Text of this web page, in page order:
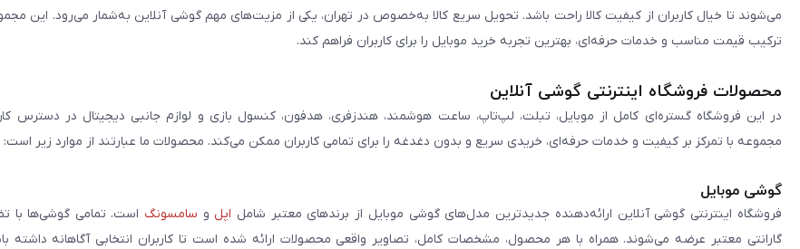
می‌شوند تا خیال کاربران از کیفیت کالا راحت باشد. تحویل سریع کالا به‌خصوص در تهران، یکی از مزیت‌های مهم گوشی آنلاین به‌شمار می‌رود. این
ترکیب قیمت مناسب و خدمات حرفه‌ای، بهترین تجربه خرید موبایل را برای کاربران فراهم کند.
محصولات فروشگاه اینترنتی گوشی آنلاین
در این فروشگاه گستره‌ای کامل از موبایل، تبلت، لپ‌تاپ، ساعت هوشمند، هندزفری، هدفون، کنسول بازی و لوازم جانبی دیجیتال در دسترس
مجموعه با تمرکز بر کیفیت و خدمات حرفه‌ای، خریدی سریع و بدون دغدغه را برای تمامی کاربران ممکن می‌کند. محصولات ما عبارتند از موارد زیر است:
گوشی موبایل
فروشگاه اینترنتی گوشی آنلاین ارائه‌دهنده جدیدترین مدل‌های گوشی موبایل از برندهای معتبر شامل اپل و سامسونگ است. تمامی گوشی‌ها با
گارانتی معتبر عرضه می‌شوند. همراه با هر محصول، مشخصات کامل، تصاویر واقعی محصولات ارائه شده است تا کاربران انتخابی آگاهانه داشته